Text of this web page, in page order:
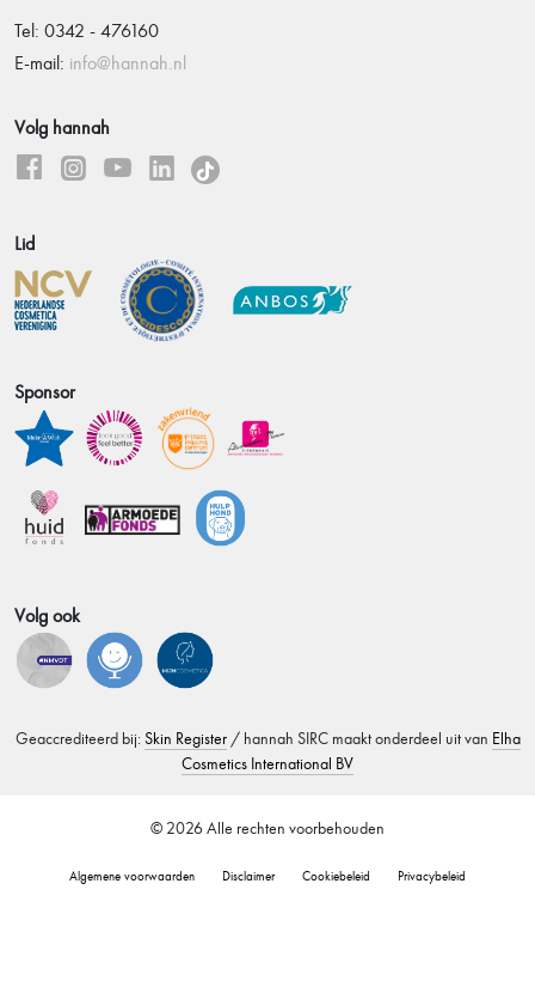
Tel: 0342 - 476160
E-mail: info@hannah.nl
Volg hannah
Lid
Sponsor
Volg ook
Geaccrediteerd bij:Skin Register/ hannah SIRC maakt onderdeel uit van Elha
Cosmetics International BV
© 2026 Alle rechten voorbehouden
Algemene voorwaarden Disclaimer Cookiebeleid Privacybeleid